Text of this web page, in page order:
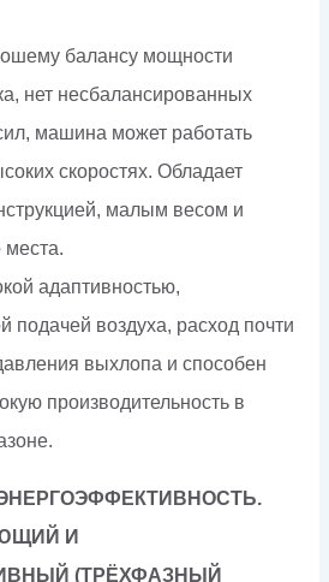
балансу мощности
нет несбалансированных
машина может работать
скоростях. Обладает
малым весом и
места.
адаптивностью,
подачей воздуха, расход почти
выхлопа и способен
производительность в
И
(ТРЁХФАЗНЫЙ